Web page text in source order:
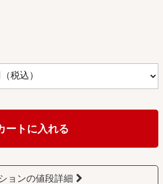
ートに入れる
ョンの値段詳細